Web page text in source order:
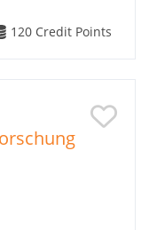
120 Credit Points